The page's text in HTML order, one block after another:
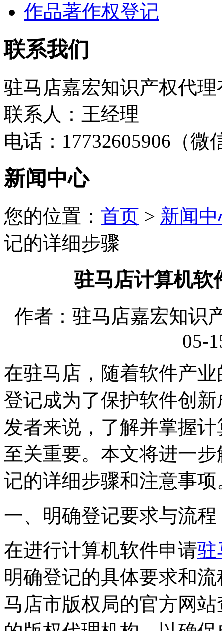
作品著作权登记
联系我们
驻马店嘉宏知识产权代
联系人：王经理
电话：17732605906（微
新闻中心
您的位置： 首页 > 新闻
记的详细步骤
驻马店计算机软
作者：驻马店嘉宏知识
05-
在驻马店，随着软件产
登记成为了保护软件创
发者来说，了解并掌握
至关重要。本文将进一
记的详细步骤和注意事项
一、明确登记要求与流程
在进行计算机软件申请驻
明确登记的具体要求和
马店市版权局的官方网